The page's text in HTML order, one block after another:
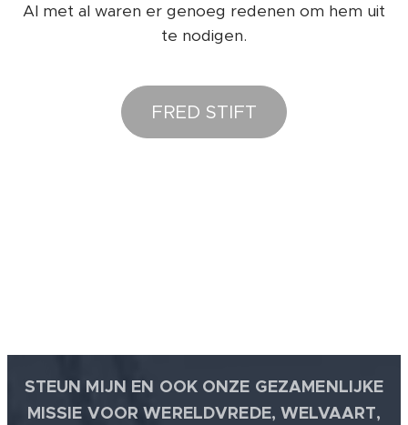
Al met al waren er genoeg redenen om hem uit
te nodigen.
FRED STIFT
STEUN MIJN EN OOK ONZE GEZAMENLIJKE
MISSIE VOOR WERELDVREDE, WELVAART,